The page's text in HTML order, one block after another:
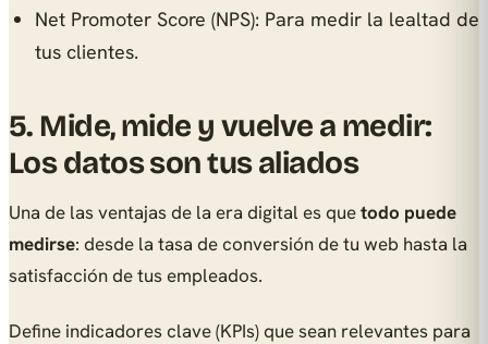
Net Promoter Score (NPS): Para medir la lealtad de
tus clientes.
5. Mide, mide y vuelve a medir:
Los datos son tus aliados
Una de las ventajas de la era digital es quetodo puede
medirse: desde la tasa de conversión de tu web hasta la
satisfacción de tus empleados.
Define indicadores clave (KPIs) que sean relevantes para